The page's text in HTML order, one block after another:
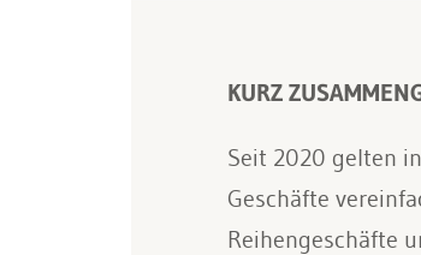
KURZ
Seit 2020 gelten
Geschäfte
Reihengeschäfte